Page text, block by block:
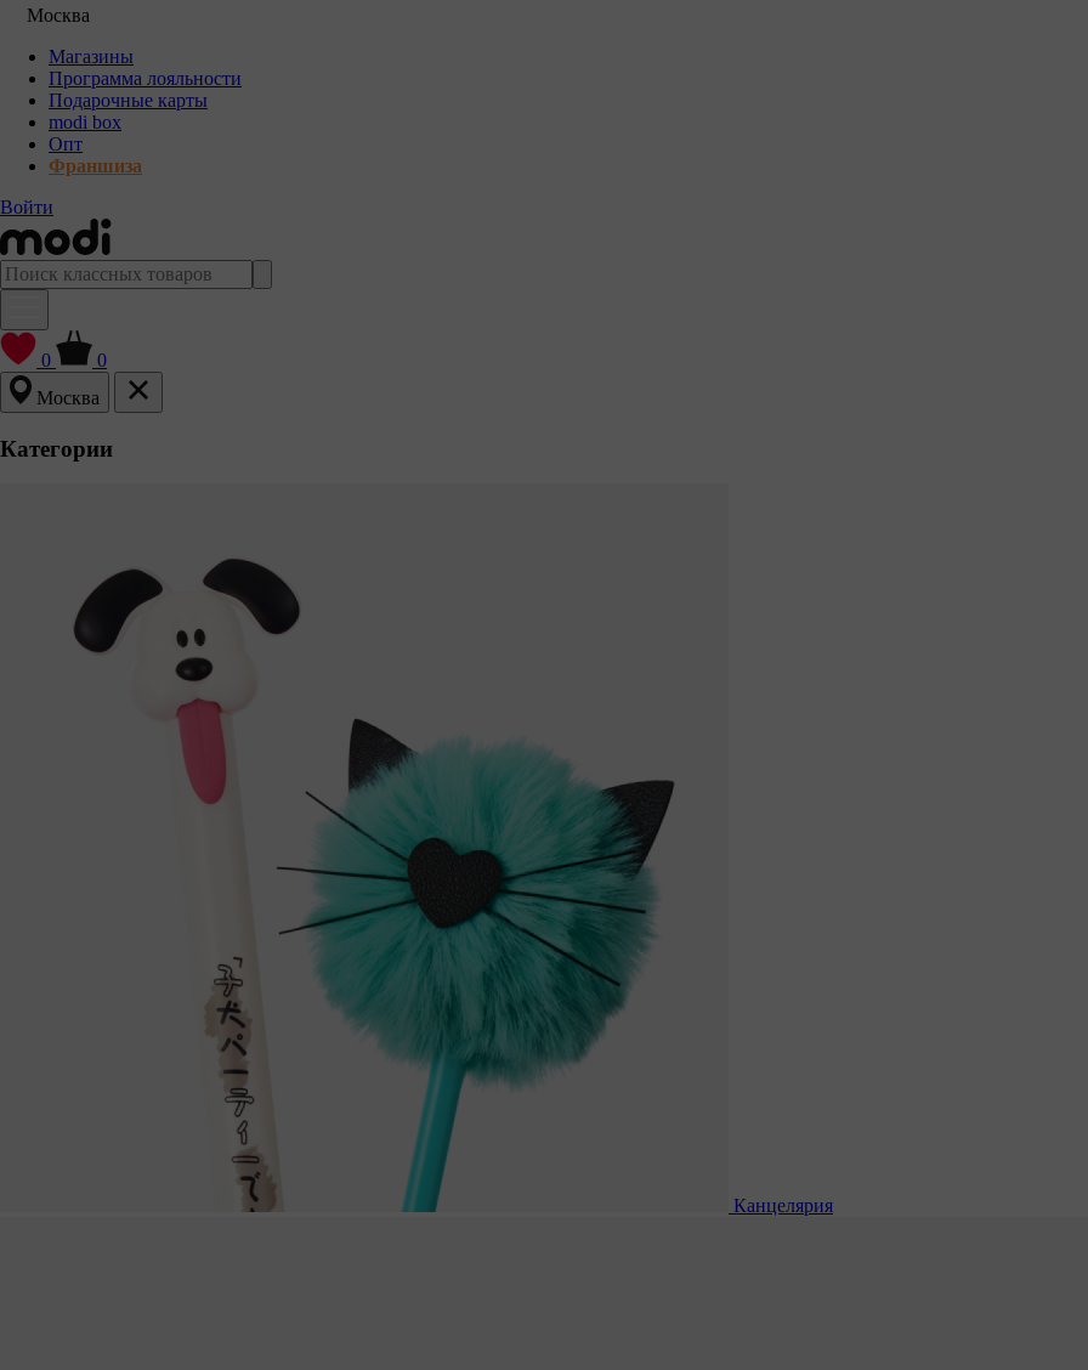
Москва
Магазины
Программа лояльности
Подарочные карты
modi box
Опт
Франшиза
Войти
0
0
Москва
Категории
Канцелярия